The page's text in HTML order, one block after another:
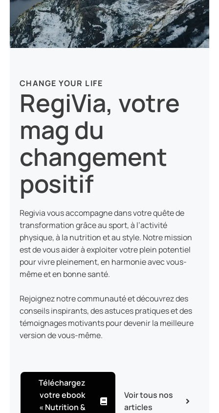
CHANGE YOUR LIFE
RegiVia, votre
mag du
changement
positif
Regivia vous accompagne dans votre quête de
transformation grâce au sport, à l’activité
physique, à la nutrition et au style. Notre mission
est de vous aider à exploiter votre plein potentiel
pour vivre pleinement, en harmonie avec vous-
même et en bonne santé.
Rejoignez notre communauté et découvrez des
conseils inspirants, des astuces pratiques et des
témoignages motivants pour devenir la meilleure
version de vous-même.
Téléchargez
votre ebook
« Nutrition &
Voir tous nos
articles